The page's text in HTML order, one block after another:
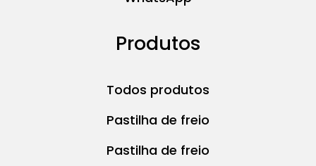
Produtos
Todos produtos
Pastilha de freio
Pastilha de freio